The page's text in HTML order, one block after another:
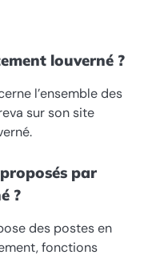
louverné ?
l’ensemble des
sur son site
par
?
des postes en
fonctions